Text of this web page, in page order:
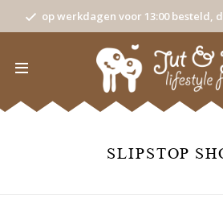
op werkdagen voor 13:00 besteld,
SLIPSTOP